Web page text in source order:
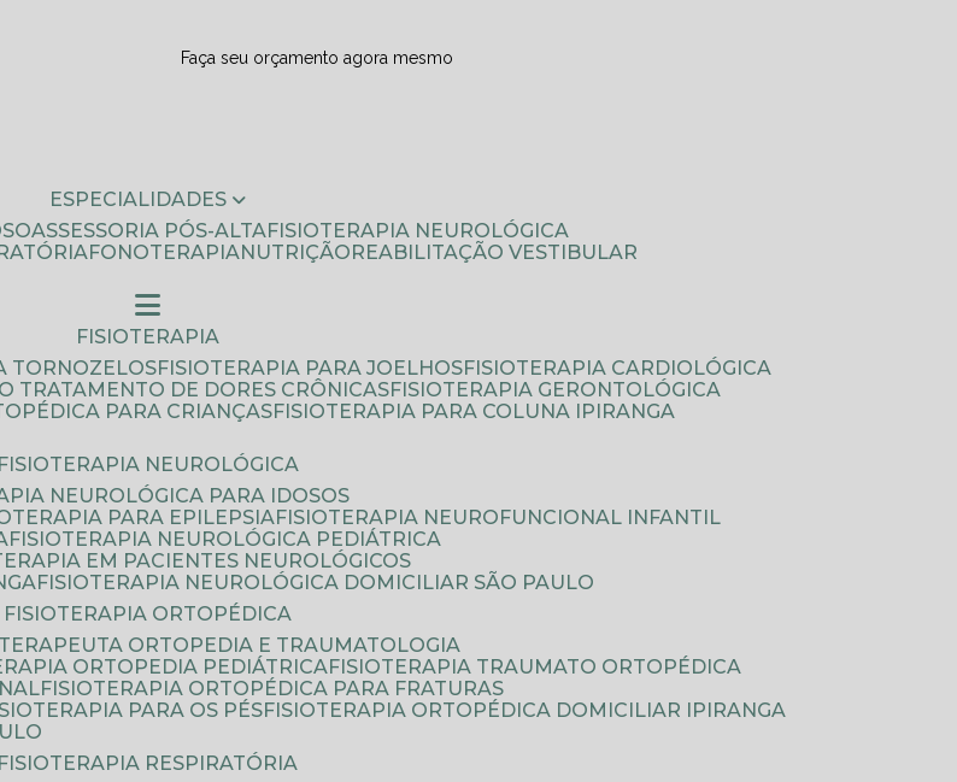
Faça seu orçamento agora mesmo
ESPECIALIDADES
ASSESSORIA PÓS-ALTA
FISIOTERAPIA NEUROLÓGICA
FONOTERAPIA NUTRIÇÃO
REABILITAÇÃO VESTIBULAR
FISIOTERAPIA
TORNOZELOS FISIOTERAPIA PARA JOELHOS
FISIOTERAPIA CARDIOLÓGICA
TRATAMENTO DE DORES CRÔNICAS
FISIOTERAPIA GERONTOLÓGICA
PARA CRIANÇAS
FISIOTERAPIA PARA COLUNA IPIRANGA
FISIOTERAPIA NEUROLÓGICA
NEUROLÓGICA PARA IDOSOS
PARA EPILEPSIA
FISIOTERAPIA NEUROFUNCIONAL INFANTIL
FISIOTERAPIA NEUROLÓGICA PEDIÁTRICA
EM PACIENTES NEUROLÓGICOS
FISIOTERAPIA NEUROLÓGICA DOMICILIAR SÃO PAULO
FISIOTERAPIA ORTOPÉDICA
ORTOPEDIA E TRAUMATOLOGIA
ORTOPEDIA PEDIÁTRICA
FISIOTERAPIA TRAUMATO ORTOPÉDICA
FISIOTERAPIA ORTOPÉDICA PARA FRATURAS
PARA OS PÉS
FISIOTERAPIA ORTOPÉDICA DOMICILIAR IPIRANGA
FISIOTERAPIA RESPIRATÓRIA